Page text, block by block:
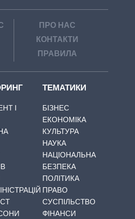
ПРО НАС
КОНТАКТИ
ПРАВИЛА
І
ТЕМАТИКИ
БІЗНЕС
ЕКОНОМІКА
КУЛЬТУРА
НАУКА
НАЦІОНАЛЬНА
БЕЗПЕКА
ПОЛІТИКА
ПРАВО
СУСПІЛЬСТВО
ФІНАНСИ